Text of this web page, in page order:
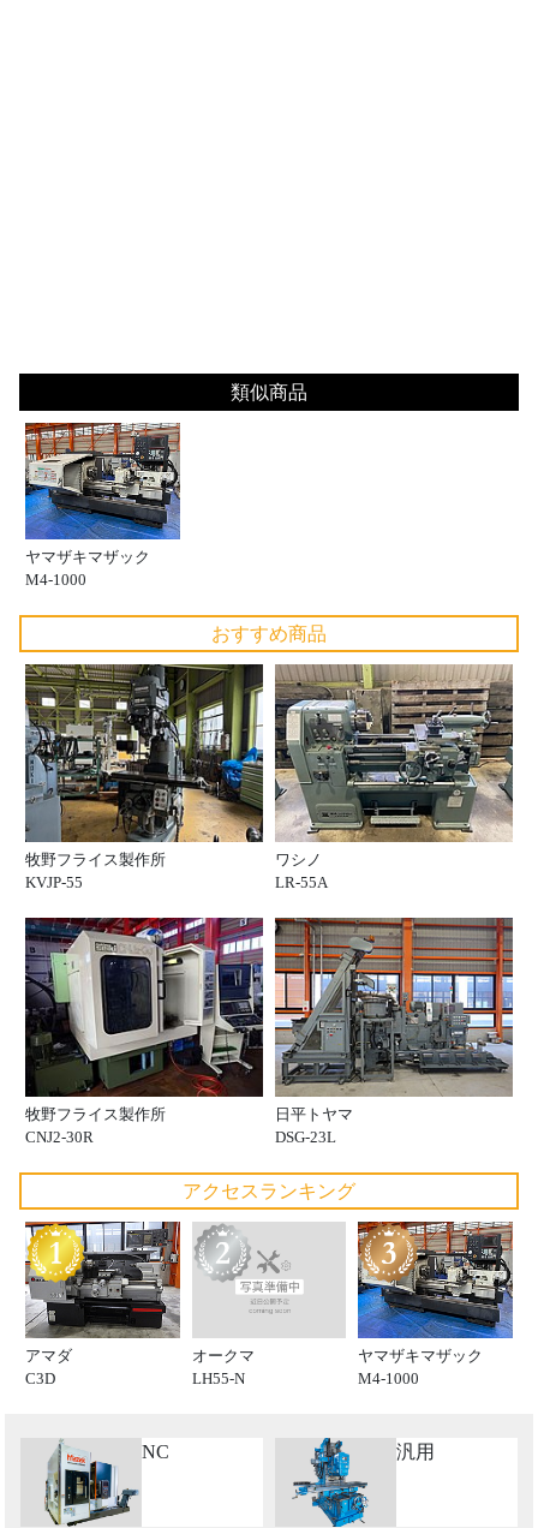
類似商品
ヤマザキマザック
M4-1000
おすすめ商品
牧野フライス製作所
KVJP-55
ワシノ
LR-55A
牧野フライス製作所
CNJ2-30R
日平トヤマ
DSG-23L
アクセスランキング
アマダ
C3D
オークマ
LH55-N
ヤマザキマザック
M4-1000
NC 汎用